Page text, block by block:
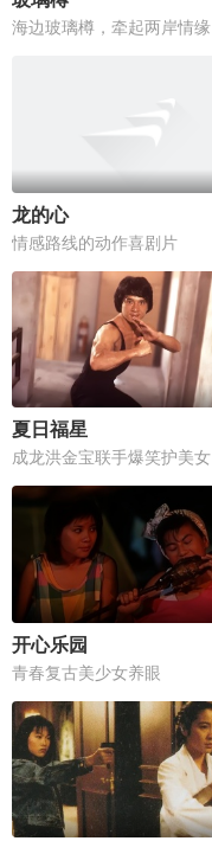
海边玻璃樽，牵起两岸情缘
龙的心
情感路线的动作喜剧片
夏日福星
成龙洪金宝联手爆笑护美女
开心乐园
青春复古美少女养眼